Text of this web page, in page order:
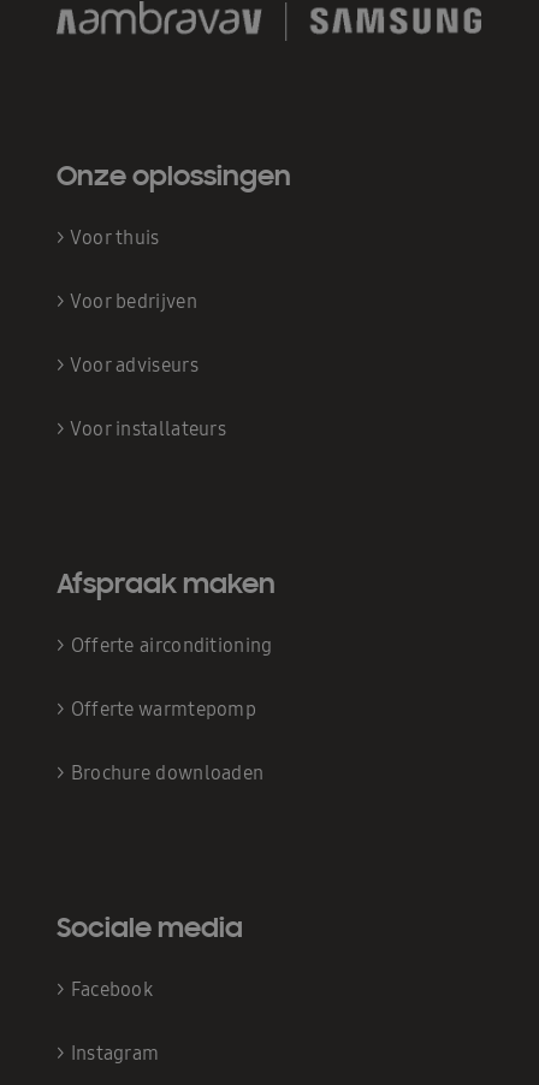
Onze oplossingen
> Voor thuis
> Voor bedrijven
> Voor adviseurs
> Voor installateurs
Afspraak maken
> Offerte airconditioning
> Offerte warmtepomp
> Brochure downloaden
Sociale media
> Facebook
> Instagram